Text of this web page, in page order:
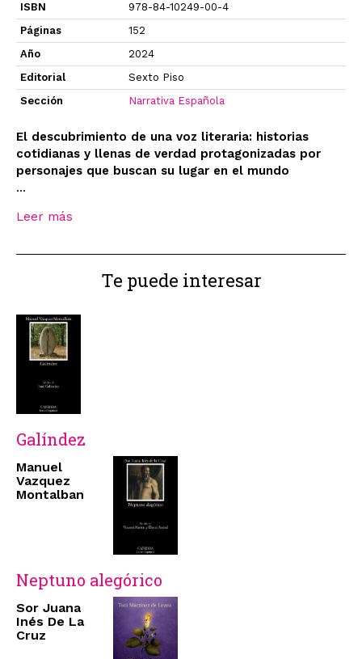
ISBN
978-84-10249-00-4
Páginas
152
Año
2024
Editorial
Sexto Piso
Sección
Narrativa Española
El descubrimiento de una voz literaria: historias
cotidianas y llenas de verdad protagonizadas por
personajes que buscan su lugar en el mundo
...
Leer más
Te puede interesar
Galíndez
Manuel
Vazquez
Montalban
Neptuno alegórico
Sor Juana
Inés De La
Cruz